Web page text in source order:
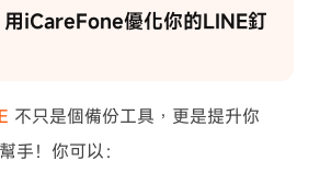
用iCareFone優化你的LINE釘
不只是個備份工具，更是提升你
手！你可以：